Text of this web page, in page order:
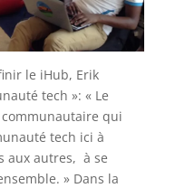
le iHub, Erik
tech »: « Le
communautaire qui
tech ici à
aux autres, à se
» Dans la